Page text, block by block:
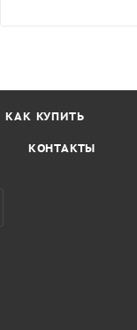
КАК КУПИТЬ
КОНТАКТЫ